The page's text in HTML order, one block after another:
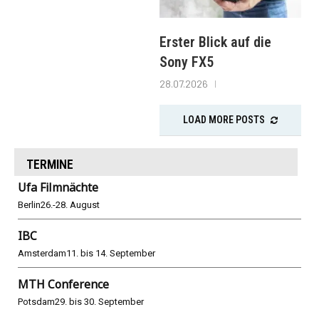
Erster Blick auf die
Sony FX5
28.07.2026
LOAD MORE POSTS
TERMINE
Ufa Filmnächte
Berlin26.-28. August
IBC
Amsterdam11. bis 14. September
MTH Conference
Potsdam29. bis 30. September